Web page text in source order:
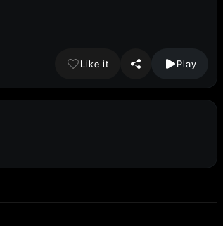
Like it Play